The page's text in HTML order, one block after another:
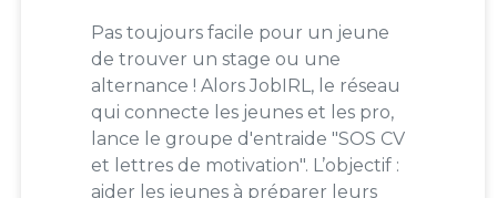
Pas toujours facile pour un jeune
de trouver un stage ou une
alternance ! Alors JobIRL, le réseau
qui connecte les jeunes et les pro,
lance le groupe d'entraide "SOS CV
et lettres de motivation". L’objectif :
aider les jeunes à préparer leurs